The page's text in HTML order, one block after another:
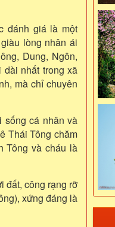
đánh giá là một
lòng nhân ái
Dung, Ngôn,
nhất trong xã
mà chỉ chuyên
sống cá nhân và
Thái Tông chăm
Tông và cháu là
đất, công rạng rỡ
xứng đáng là